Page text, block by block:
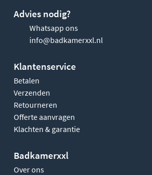
Advies nodig?
Whatsapp ons
info@badkamerxxl.nl
Klantenservice
Betalen
Verzenden
Retourneren
Offerte aanvragen
Klachten & garantie
Badkamerxxl
Over ons